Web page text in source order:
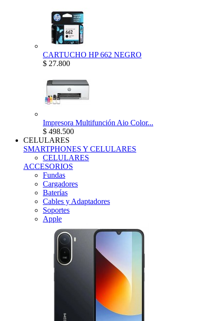
CARTUCHO HP 662 NEGRO
$ 27.800
Impresora Multifunción Aio Color...
$ 498.500
CELULARES
SMARTPHONES Y CELULARES
CELULARES
ACCESORIOS
Fundas
Cargadores
Baterías
Cables y Adaptadores
Soportes
Apple